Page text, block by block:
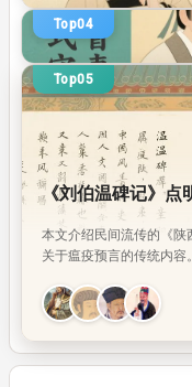
Top04
Top05
《刘伯温碑记》点
本文介绍民间流传的《陕
关于瘟疫预言的传统内容。